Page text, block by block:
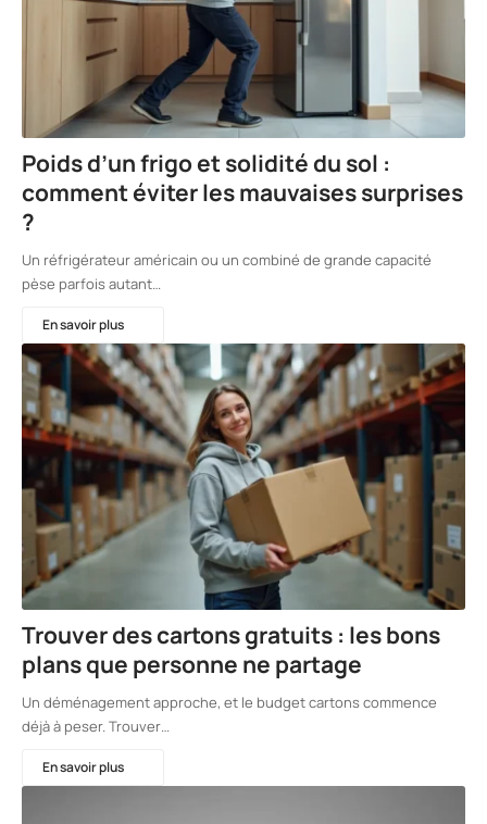
Poids d’un frigo et solidité du sol :
comment éviter les mauvaises surprises
?
Un réfrigérateur américain ou un combiné de grande capacité
pèse parfois autant…
En savoir plus
Trouver des cartons gratuits : les bons
plans que personne ne partage
Un déménagement approche, et le budget cartons commence
déjà à peser. Trouver…
En savoir plus